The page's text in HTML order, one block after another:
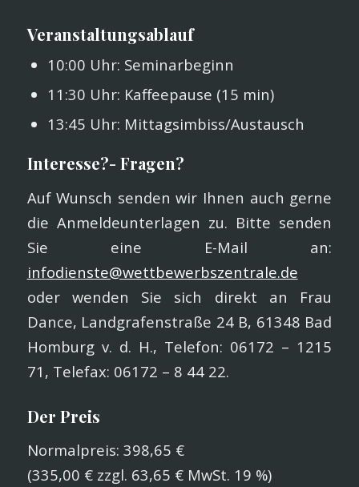
Veranstaltungsablauf
10:00 Uhr: Seminarbeginn
11:30 Uhr: Kaffeepause (15 min)
13:45 Uhr: Mittagsimbiss/Austausch
Interesse?- Fragen?
Auf Wunsch senden wir Ihnen auch gerne
die Anmeldeunterlagen zu. Bitte senden
Sie eine E-Mail an:
infodienste@wettbewerbszentrale.de
oder wenden Sie sich direkt an Frau
Dance, Landgrafenstraße 24 B, 61348 Bad
Homburg v. d. H., Telefon: 06172 – 1215
71, Telefax: 06172 – 8 44 22.
Der Preis
Normalpreis: 398,65 €
(335,00 € zzgl. 63,65 € MwSt. 19 %)